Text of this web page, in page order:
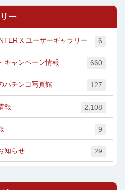
ー
X ユーザーギャラリー 6
キャンペーン情報 660
パチンコ写真館 127
報 2,108
9
知らせ 29